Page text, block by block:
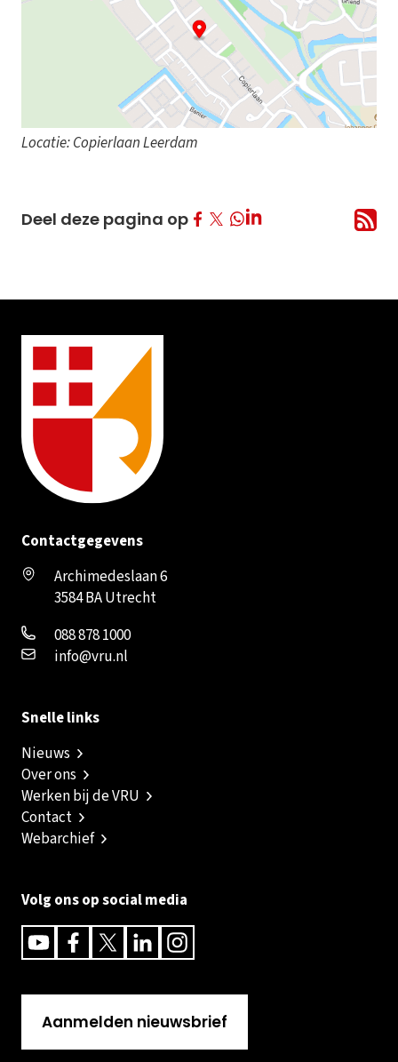
Locatie: Copierlaan Leerdam
Deel deze pagina opDeel op Facebook
Deel op Twitter
Deel op Whatsapp
Deel op LinkedIn
Contactgegevens
Archimedeslaan 6
3584 BA Utrecht
088 878 1000
info@vru.nl
Snelle links
Nieuws
Over ons
Werken bij de VRU
Contact
Webarchief
Volg ons op social media
YoutubeFacebookTwitterLinkedinInstagram
Aanmelden nieuwsbrief